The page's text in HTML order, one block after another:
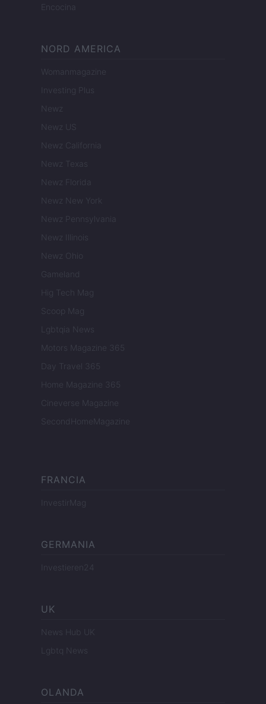
Encocina
NORD AMERICA
Womanmagazine
Investing Plus
Newz
Newz US
Newz California
Newz Texas
Newz Florida
Newz New York
Newz Pennsylvania
Newz Illinois
Newz Ohio
Gameland
Hig Tech Mag
Scoop Mag
Lgbtqia News
Motors Magazine 365
Day Travel 365
Home Magazine 365
Cineverse Magazine
SecondHomeMagazine
FRANCIA
InvestirMag
GERMANIA
Investieren24
UK
News Hub UK
Lgbtq News
OLANDA